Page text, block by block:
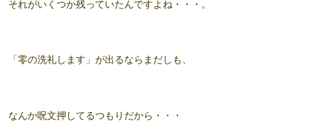
それがいくつか残っていたんですよね・・・。
「零の洗礼します」が出るならまだしも、
なんか呪文押してるつもりだから・・・